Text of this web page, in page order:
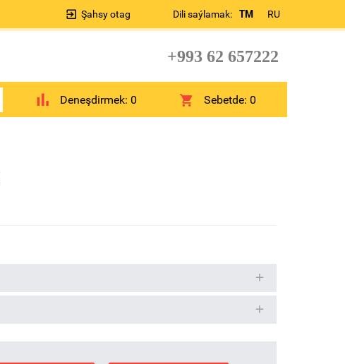
Dili saýlamak: TM RU
Şahsy otag
+993 62 657222
Deneşdirmek: 0 Sebetde:0